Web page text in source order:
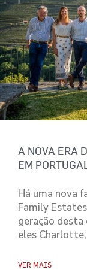
A NOVA ERA
EM
Há uma nova
Family
geração desta
eles Charlotte,
VER MAIS